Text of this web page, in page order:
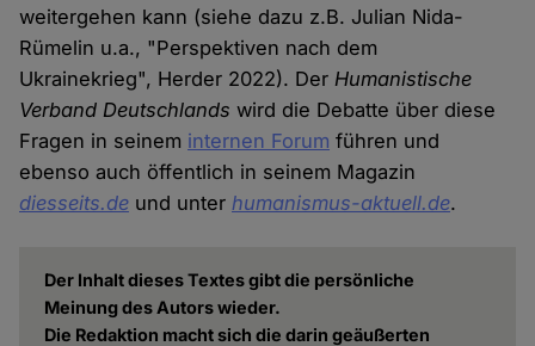
weitergehen kann (siehe dazu z.B. Julian Nida-
Rümelin u.a., "Perspektiven nach dem
Ukrainekrieg", Herder 2022). DerHumanistische
Verband Deutschlandswird die Debatte über diese
Fragen in seinem internen Forum führen und
ebenso auch öffentlich in seinem Magazin
diesseits.de und unterhumanismus-aktuell.de.
Der Inhalt dieses Textes gibt die persönliche
Meinung des Autors wieder.
Die Redaktion macht sich die darin geäußerten